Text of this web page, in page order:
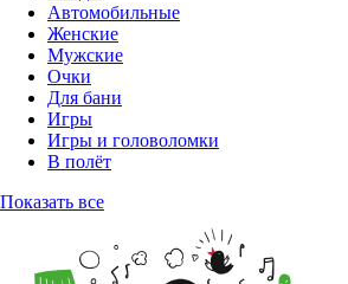
Автомобильные
Женские
Мужские
Очки
Для бани
Игры
Игры и головоломки
В полёт
Показать все